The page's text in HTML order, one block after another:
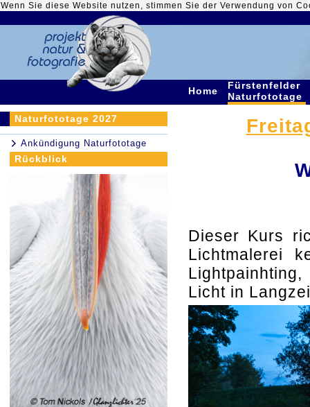
Wenn Sie diese Website nutzen, stimmen Sie der Verwendung von
Home
Fürstenfelder
Naturfototage
Naturfototage 2027
Ankündigung Naturfototage
Rückblick
Dieser Kurs
Lichtmalerei
Licht in